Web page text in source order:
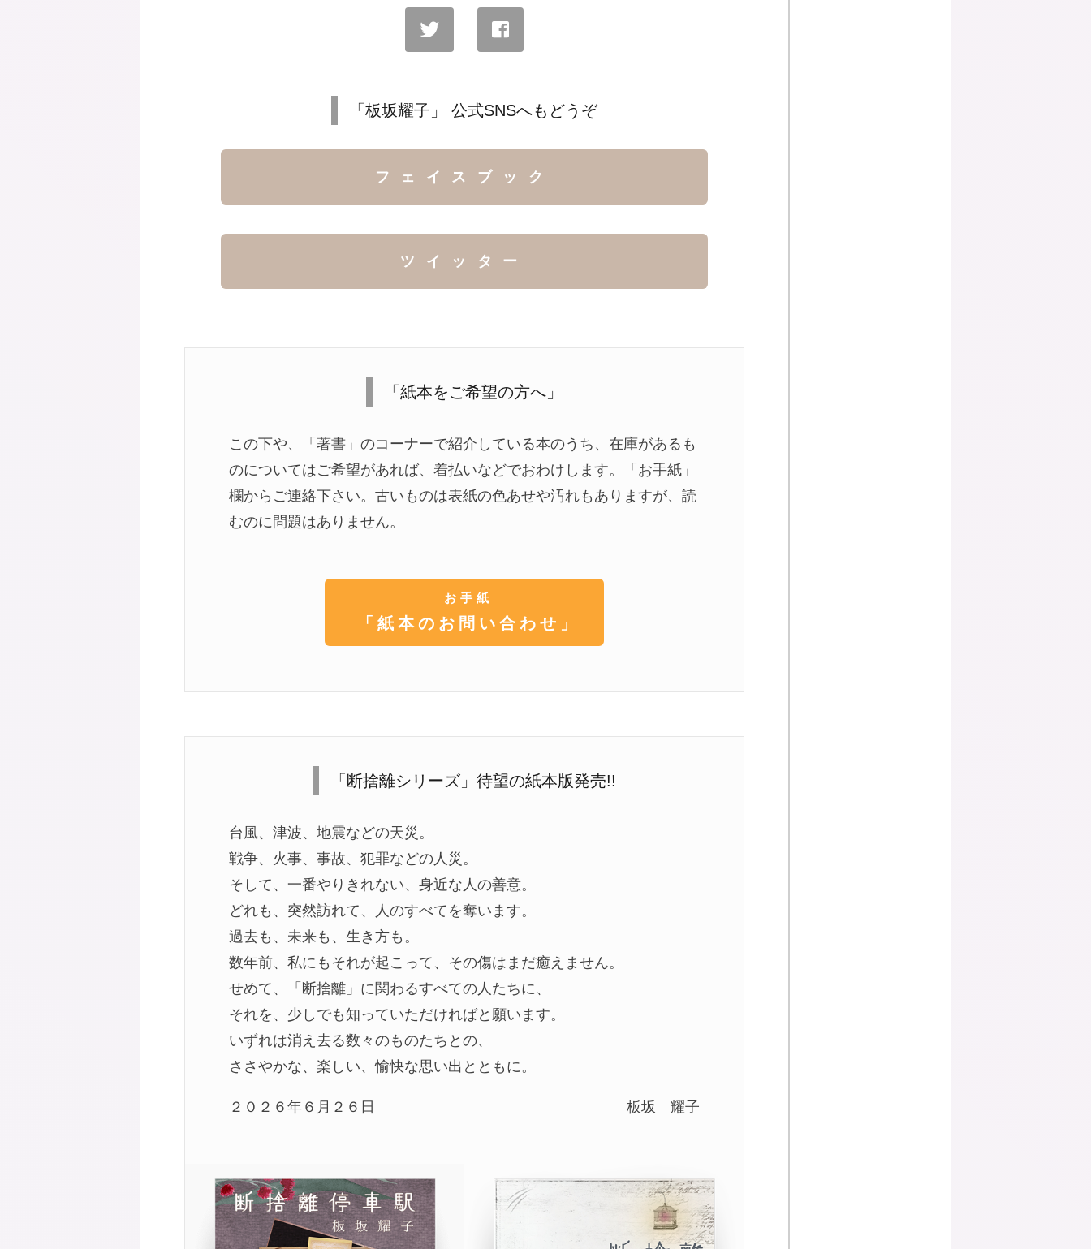
「板坂耀子」 公式SNSへもどうぞ
フェイスブック
ツイッター
「紙本をご希望の方へ」
この下や、「著書」のコーナーで紹介している本のうち、在庫があるも
のについてはご希望があれば、着払いなどでおわけします。「お手紙」
欄からご連絡下さい。古いものは表紙の色あせや汚れもありますが、読
むのに問題はありません。
お手紙
「紙本のお問い合わせ」
「断捨離シリーズ」待望の紙本版発売!!
台風、津波、地震などの天災。
戦争、火事、事故、犯罪などの人災。
そして、一番やりきれない、身近な人の善意。
どれも、突然訪れて、人のすべてを奪います。
過去も、未来も、生き方も。
数年前、私にもそれが起こって、その傷はまだ癒えません。
せめて、「断捨離」に関わるすべての人たちに、
それを、少しでも知っていただければと願います。
いずれは消え去る数々のものたちとの、
ささやかな、楽しい、愉快な思い出とともに。
２０２６年６月２６日 板坂 耀子